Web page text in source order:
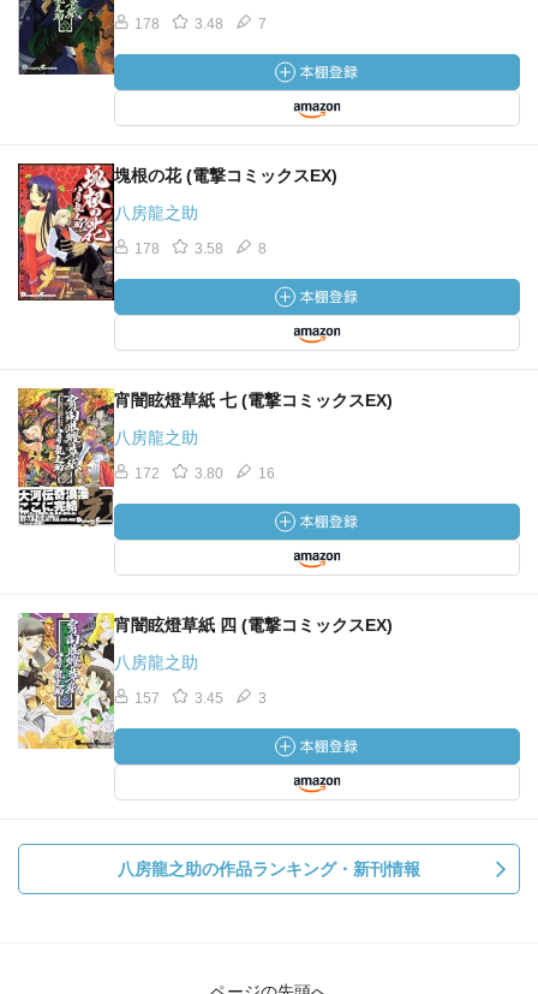
178 3.48 7
塊根の花 (電撃コミックスEX)
八房龍之助
178 3.58 8
宵闇眩燈草紙 七 (電撃コミックスEX)
八房龍之助
172 3.80 16
宵闇眩燈草紙 四 (電撃コミックスEX)
八房龍之助
157 3.45 3
八房龍之助の作品ランキング・新刊情報